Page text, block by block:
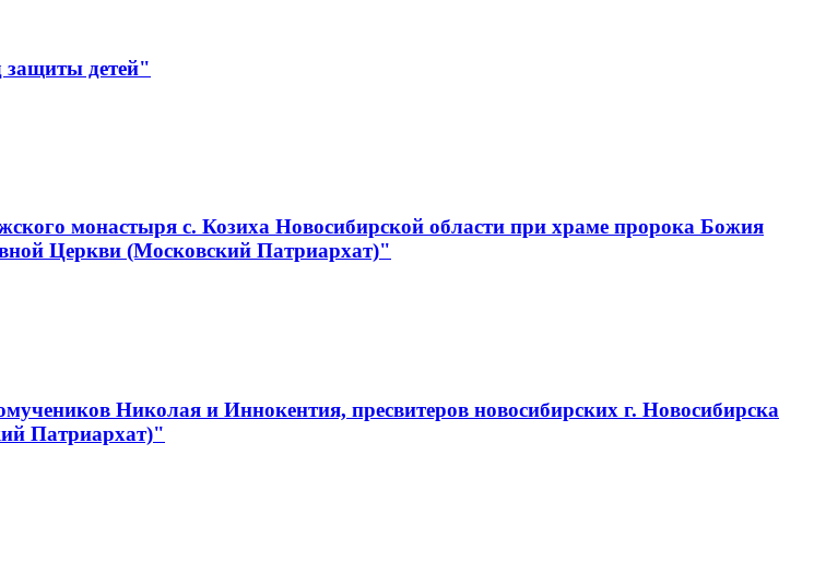
защиты детей"
монастыря с. Козиха Новосибирской области при храме пророка Божия
Церкви (Московский Патриархат)"
Николая и Иннокентия, пресвитеров новосибирских г. Новосибирска
Патриархат)"